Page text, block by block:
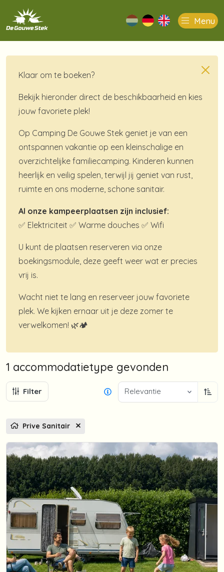
Menu
nl de en
Klaar om te boeken?
Bekijk hieronder direct de beschikbaarheid en kies
jouw favoriete plek!
Op Camping De Gouwe Stek geniet je van een
ontspannen vakantie op een kleinschalige en
overzichtelijke familiecamping. Kinderen kunnen
heerlijk en veilig spelen, terwijl jij geniet van rust,
ruimte en ons moderne, schone sanitair.
Al onze kampeerplaatsen zijn inclusief:
✅ Elektriciteit ✅ Warme douches ✅ Wifi
U kunt de plaatsen reserveren via onze
boekingsmodule, deze geeft weer wat er precies
vrij is.
Wacht niet te lang en reserveer jouw favoriete
plek. We kijken ernaar uit je deze zomer te
verwelkomen! 🌿🏕️
1 accommodatietype gevonden
Filter Relevantie
Prive Sanitair